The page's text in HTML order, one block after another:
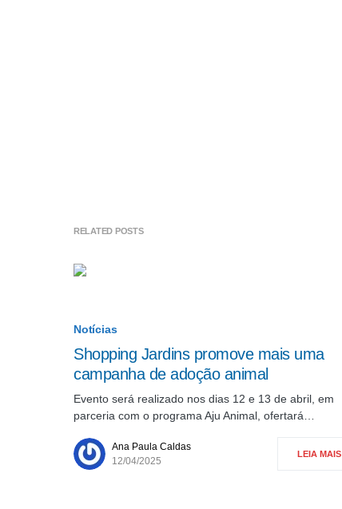
RELATED POSTS
Notícias
Shopping Jardins promove mais uma
campanha de adoção animal
Evento será realizado nos dias 12 e 13 de abril, em
parceria com o programa Aju Animal, ofertará…
Ana Paula Caldas
12/04/2025
LEIA MAIS